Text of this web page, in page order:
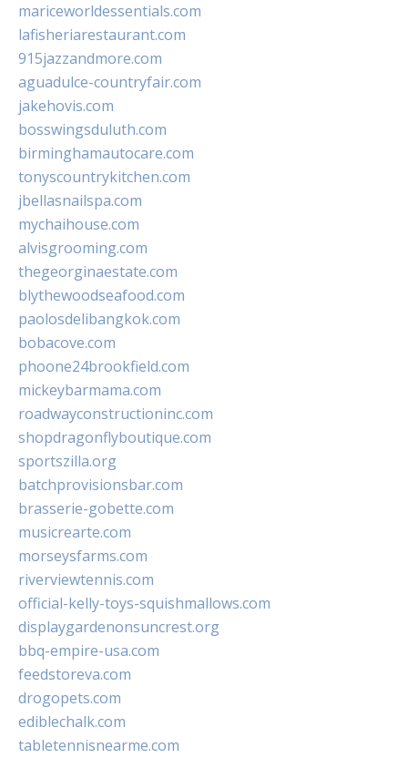
mariceworldessentials.com
lafisheriarestaurant.com
915jazzandmore.com
aguadulce-countryfair.com
jakehovis.com
bosswingsduluth.com
birminghamautocare.com
tonyscountrykitchen.com
jbellasnailspa.com
mychaihouse.com
alvisgrooming.com
thegeorginaestate.com
blythewoodseafood.com
paolosdelibangkok.com
bobacove.com
phoone24brookfield.com
mickeybarmama.com
roadwayconstructioninc.com
shopdragonflyboutique.com
sportszilla.org
batchprovisionsbar.com
brasserie-gobette.com
musicrearte.com
morseysfarms.com
riverviewtennis.com
official-kelly-toys-squishmallows.com
displaygardenonsuncrest.org
bbq-empire-usa.com
feedstoreva.com
drogopets.com
ediblechalk.com
tabletennisnearme.com